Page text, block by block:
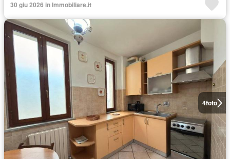
30 giu 2026 in Immobiliare.it
4foto